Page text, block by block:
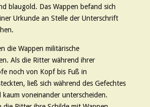
blaugold. Das Wappen befand sich
Urkunde an Stelle der Unterschrift
die Wappen militärische
Als die Ritter während ihrer
noch von Kopf bis Fuß in
ließ sich während des Gefechtes
kaum voneinander unterscheiden.